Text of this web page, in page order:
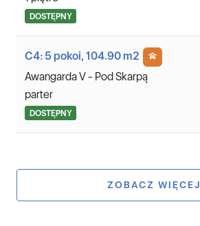
DOSTĘPNY
C4: 5 pokoi, 104.90 m2
Awangarda V - Pod Skarpą
parter
DOSTĘPNY
ZOBACZ WIĘCEJ